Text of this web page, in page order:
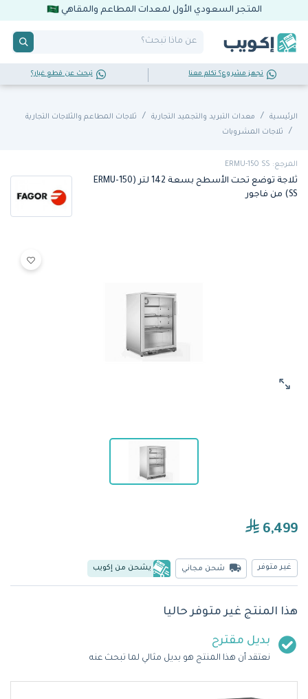
المتجر السعودي الأول لمعدات المطاعم والمقاهي
تجهز مشروع؟ تكلم معنا تبحث عن قطع غيار؟
الرئيسية معدات التبريد والتجميد التجارية
ثلاجات المطاعم والثلاجات التجارية
ثلاجات المشروبات
المرجع: ERMU-150 SS
ثلاجة توضع تحت الأسطح بسعة 142 لتر (ERMU-150
SS) من فاجور
6,499
غير متوفر شحن مجاني يشحن من إكويب
هذا المنتج غير متوفر حاليا
بديل مقترح
نعتقد أن هذا المنتج هو بديل مثالي لما تبحث عنه